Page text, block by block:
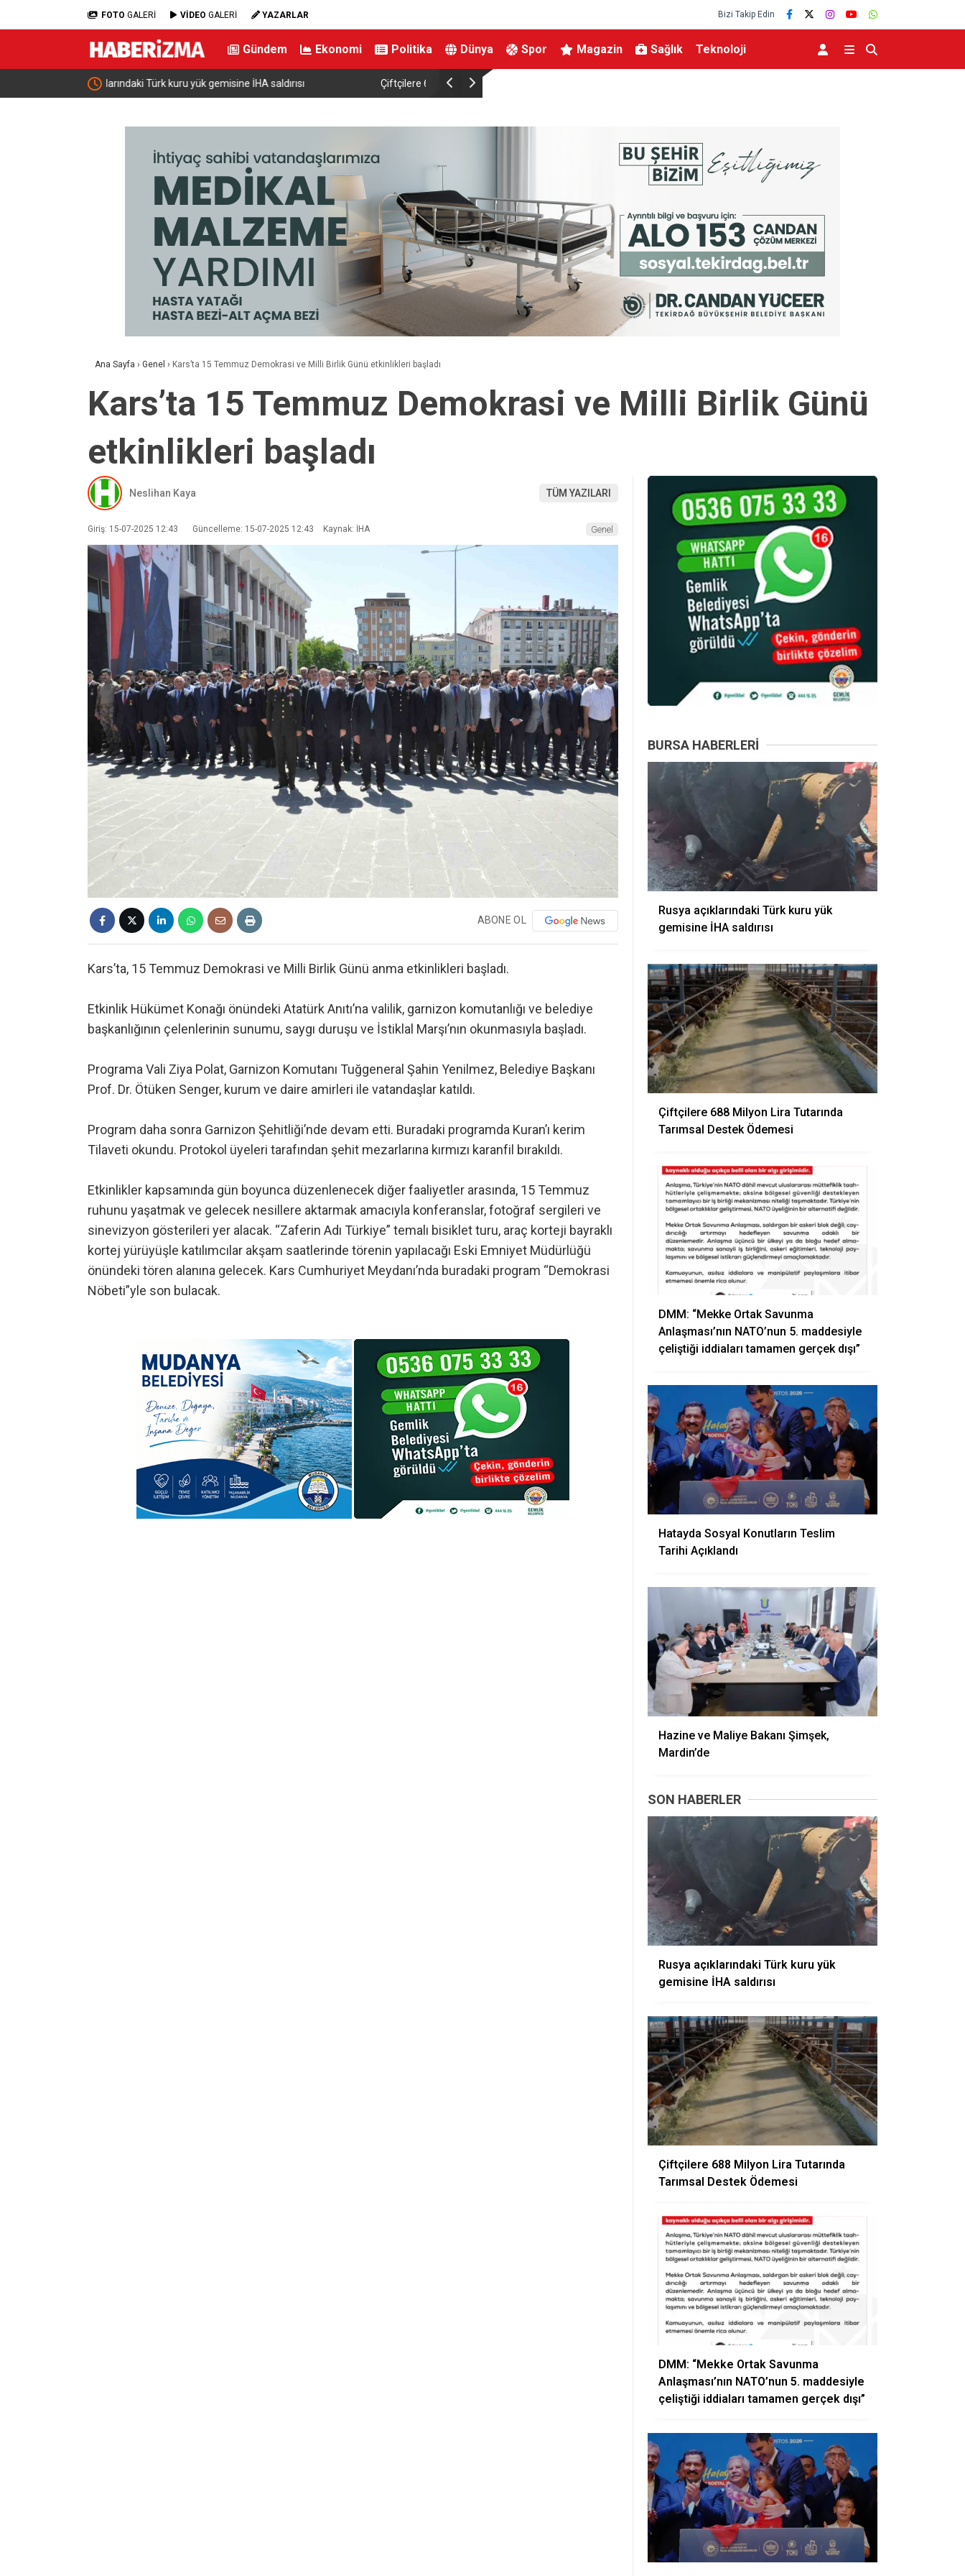
FOTO GALERİ VİDEO GALERİ YAZARLAR Bizi Takip Edin
Gündem Ekonomi Politika Dünya Spor Magazin Sağlık Teknoloji
Çiftçilere 688 Milyon Lira Tutarında Tarımsal Destek Ödemesi DMM: “Mekke Ortak Savunma Anlaşması’nın NATO’nun 5. maddesiyle
Ana Sayfa › Genel › Kars’ta 15 Temmuz Demokrasi ve Milli Birlik Günü etkinlikleri başladı
Kars’ta 15 Temmuz Demokrasi ve Milli Birlik Günü
etkinlikleri başladı
Neslihan Kaya TÜM YAZILARI
Giriş: 15-07-2025 12:43 Güncelleme: 15-07-2025 12:43 Kaynak: İHA Genel
ABONE OL
Kars’ta, 15 Temmuz Demokrasi ve Milli Birlik Günü anma etkinlikleri başladı.
Etkinlik Hükümet Konağı önündeki Atatürk Anıtı’na valilik, garnizon komutanlığı ve belediye
başkanlığının çelenlerinin sunumu, saygı duruşu ve İstiklal Marşı’nın okunmasıyla başladı.
Programa Vali Ziya Polat, Garnizon Komutanı Tuğgeneral Şahin Yenilmez, Belediye Başkanı
Prof. Dr. Ötüken Senger, kurum ve daire amirleri ile vatandaşlar katıldı.
Program daha sonra Garnizon Şehitliği’nde devam etti. Buradaki programda Kuran’ı kerim
Tilaveti okundu. Protokol üyeleri tarafından şehit mezarlarına kırmızı karanfil bırakıldı.
Etkinlikler kapsamında gün boyunca düzenlenecek diğer faaliyetler arasında, 15 Temmuz
ruhunu yaşatmak ve gelecek nesillere aktarmak amacıyla konferanslar, fotoğraf sergileri ve
sinevizyon gösterileri yer alacak. “Zaferin Adı Türkiye” temalı bisiklet turu, araç korteji bayraklı
kortej yürüyüşle katılımcılar akşam saatlerinde törenin yapılacağı Eski Emniyet Müdürlüğü
önündeki tören alanına gelecek. Kars Cumhuriyet Meydanı’nda buradaki program “Demokrasi
Nöbeti”yle son bulacak.
BURSA HABERLERI
Rusya açıklarındaki Türk kuru yük
gemisine İHA saldırısı
Çiftçilere 688 Milyon Lira Tutarında
Tarımsal Destek Ödemesi
DMM: “Mekke Ortak Savunma
Anlaşması’nın NATO’nun 5. maddesiyle
çeliştiği iddiaları tamamen gerçek dışı”
Hatayda Sosyal Konutların Teslim
Tarihi Açıklandı
Hazine ve Maliye Bakanı Şimşek,
Mardin’de
SON HABERLER
Rusya açıklarındaki Türk kuru yük
gemisine İHA saldırısı
Çiftçilere 688 Milyon Lira Tutarında
Tarımsal Destek Ödemesi
DMM: “Mekke Ortak Savunma
Anlaşması’nın NATO’nun 5. maddesiyle
çeliştiği iddiaları tamamen gerçek dışı”